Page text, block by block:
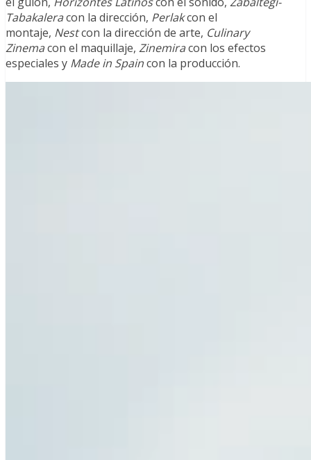
Tabakaleracon la dirección, Perlakcon el
montaje, Nestcon la dirección de arte, Culinary
Zinemacon el maquillaje, Zinemiracon los efectos
especiales y Made in Spaincon la producción.